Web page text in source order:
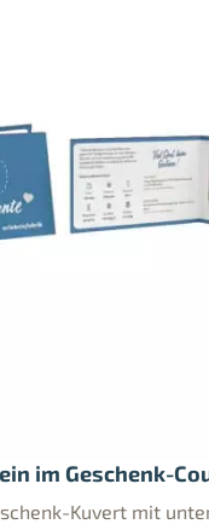
im Geschenk-
Kuvert mit